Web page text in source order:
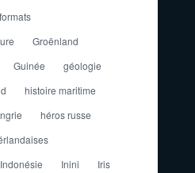
Groënland
Guinée
géologie
histoire maritime
héros russe
Indonésie Inini
Iris